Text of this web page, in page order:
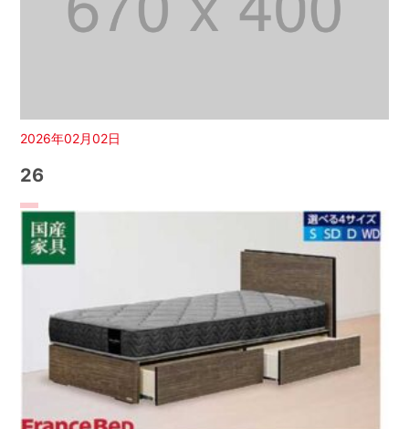
2026年02月02日
26